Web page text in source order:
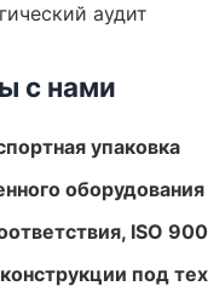
аудит
с нами
упаковка
ISO
под